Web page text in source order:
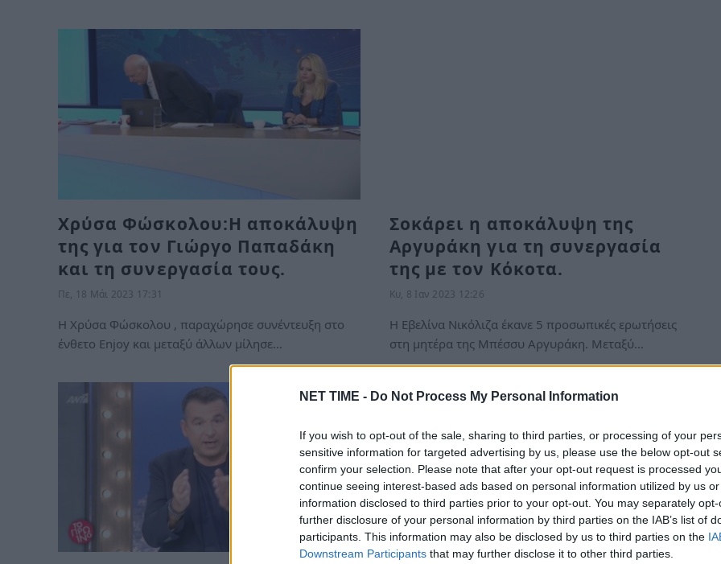
NET TIME - Do Not Process My Personal Information
If you wish to opt-out of the sale, sharing to third parties, or processing of your
sensitive information for targeted advertising by us, please use the below opt-out
confirm your selection. Please note that after your opt-out request is processed
continue seeing interest-based ads based on personal information utilized by us
information disclosed to third parties prior to your opt-out. You may separately
further disclosure of your personal information by third parties on the IAB’s list of
participants. This information may also be disclosed by us to third parties on the
Downstream Participants that may further disclose it to other third parties.
Χρύσα Φώσκολου:Η αποκάλυψη
της για τον Γιώργο Παπαδάκη
και τη συνεργασία τους.
Πε, 18 Μάι 2023 17:31
Η Χρύσα Φώσκολου , παραχώρησε συνέντευξη στο
ένθετο Enjoy και μεταξύ άλλων μίλησε…
Σοκάρει η αποκάλυψη της
Αργυράκη για τη συνεργασία
της με τον Κόκοτα.
Κυ, 8 Ιαν 2023 12:26
Η Εβελίνα Νικόλιζα έκανε 5 προσωπικές ερωτήσεις
στη μητέρα της Μπέσσυ Αργυράκη. Μεταξύ…